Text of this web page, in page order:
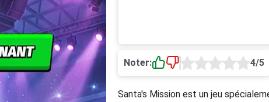
Noter: 4/5
Santa's Mission est un jeu